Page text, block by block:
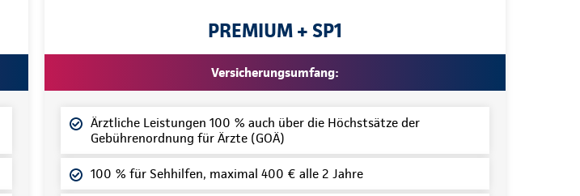
PREMIUM + SP1
Versicherungsumfang:
Ärztliche Leistungen 100 % auch über die Höchstsätze der
Gebührenordnung für Ärzte (GOÄ)
100 % für Sehhilfen, maximal 400 € alle 2 Jahre